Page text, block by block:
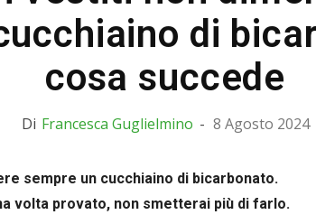
di
cosa succede
Di Francesca Guglielmino - 8 Agosto 2024
sempre un cucchiaino di bicarbonato.
volta provato, non smetterai più di farlo.